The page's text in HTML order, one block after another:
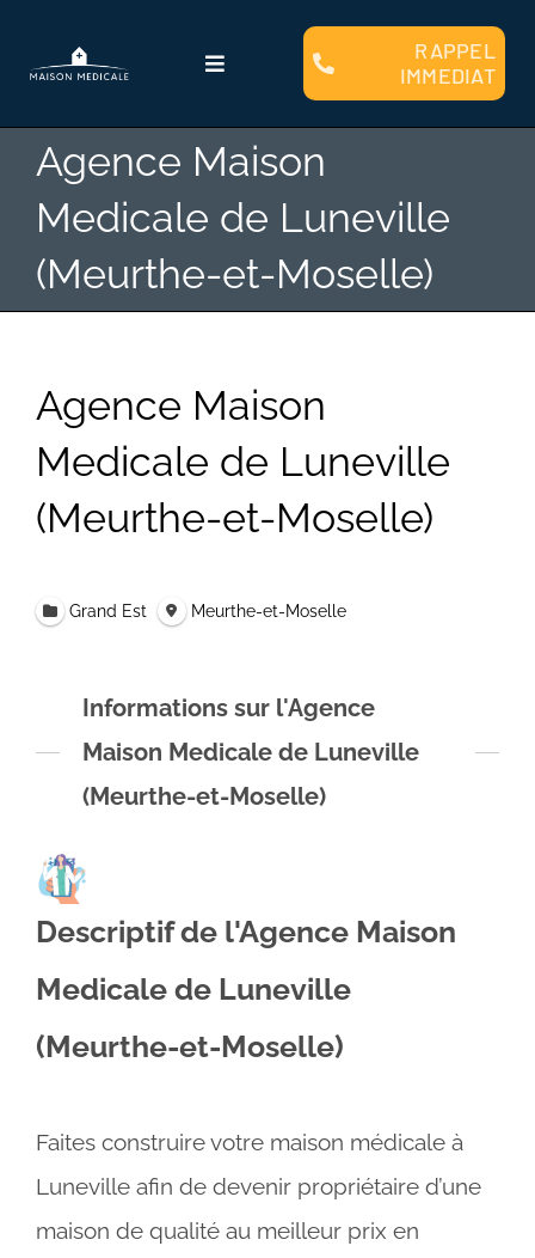
contenu
Toggle
Navigation
Faire Construire
Clients
Financement
Contact
RAPPEL
IMMEDIAT
Agence Maison
Medicale de Luneville
(Meurthe-et-Moselle)
Agence Maison
Medicale de Luneville
(Meurthe-et-Moselle)
Grand Est Meurthe-et-Moselle
Informations sur l'Agence
Maison Medicale de Luneville
(Meurthe-et-Moselle)
Descriptif de l'Agence Maison
Medicale de Luneville
(Meurthe-et-Moselle)
Faites construire votre maison médicale à
Luneville afin de devenir propriétaire d’une
maison de qualité au meilleur prix en